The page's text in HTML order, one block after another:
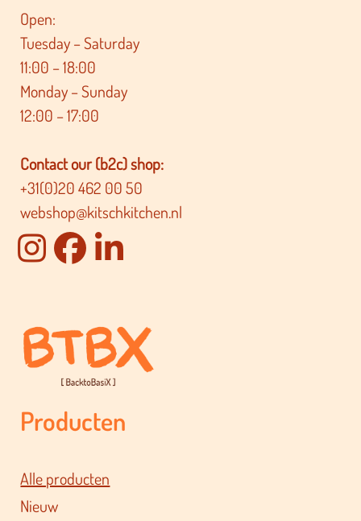
Open:
Tuesday – Saturday
11:00 – 18:00
Monday – Sunday
12:00 – 17:00
Contact our (b2c) shop:
+31(0)20 462 00 50
webshop@kitschkitchen.nl
Producten
Alle producten
Nieuw